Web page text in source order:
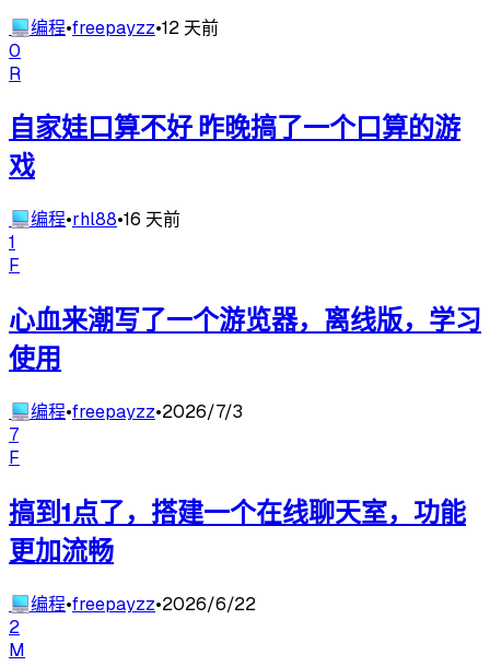
💻编程•freepayzz•12 天前
0
R
自家娃口算不好 昨晚搞了一个口算的游
戏
💻编程•rhl88•16 天前
1
F
心血来潮写了一个游览器，离线版，学习
使用
💻编程•freepayzz•2026/7/3
7
F
搞到1点了，搭建一个在线聊天室，功能
更加流畅
💻编程•freepayzz•2026/6/22
2
M